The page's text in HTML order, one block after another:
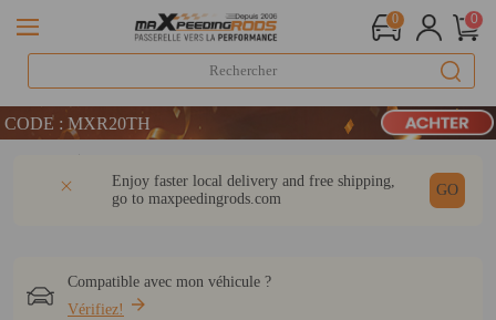
0 0
LIVRAISON GRATUITE À DOMICILE - FR
: MXR20TH
LIVRAISON GRATUITE À DOMICILE - FR
Enjoy faster local delivery and free shipping,
go to maxpeedingrods.com
GO
Compatible avec mon véhicule ?
Vérifiez!